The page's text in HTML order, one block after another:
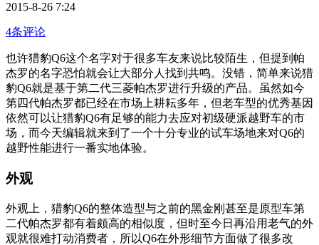
2015-8-26 7:24
4条评论
也许猎豹Q6这个名字对于很多车友来说比较陌生，但提到帕
杰罗的名字恐怕就会让大部分人找到共鸣。没错，简单来说猎
豹Q6就是基于第二代三菱帕杰罗进行升级的产品。虽然如今
第四代帕杰罗都已经在市场上耕耘多年，但老车型的优秀基因
依然可以让猎豹Q6有足够的能力去应对初级硬派越野车的市
场，而今天编辑就来到了一个十分专业的试车场地来对Q6的
越野性能进行一番实地体验。
外观
外观上，猎豹Q6的整体造型与之前的黑金刚甚至是原型车第
二代帕杰罗都有着颇高的相似度，但时至今日再沿用老气的外
观就很难打动消费者，所以Q6在外形细节方面做了很多改